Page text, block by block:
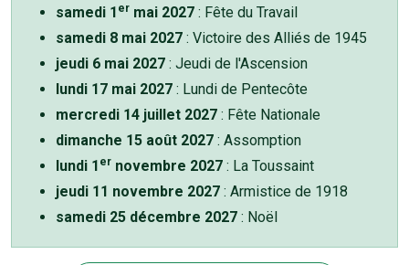
samedi 1 er mai 2027 : Fête du Travail
samedi 8 mai 2027 : Victoire des Alliés de 1945
jeudi 6 mai 2027 : Jeudi de l'Ascension
lundi 17 mai 2027 : Lundi de Pentecôte
mercredi 14 juillet 2027 : Fête Nationale
dimanche 15 août 2027 : Assomption
lundi 1 er novembre 2027 : La Toussaint
jeudi 11 novembre 2027 : Armistice de 1918
samedi 25 décembre 2027 : Noël